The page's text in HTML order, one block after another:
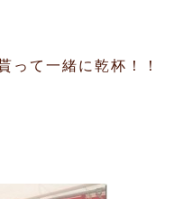
って一緒に乾杯！！